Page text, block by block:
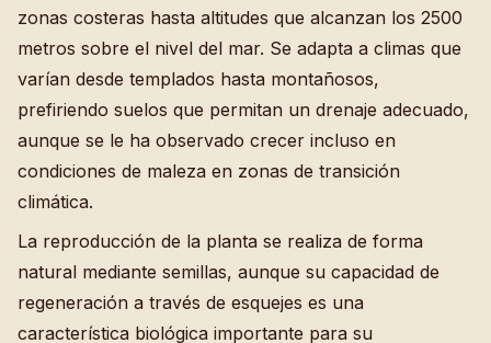
zonas costeras hasta altitudes que alcanzan los 2500
metros sobre el nivel del mar. Se adapta a climas que
varían desde templados hasta montañosos,
prefiriendo suelos que permitan un drenaje adecuado,
aunque se le ha observado crecer incluso en
condiciones de maleza en zonas de transición
climática.
La reproducción de la planta se realiza de forma
natural mediante semillas, aunque su capacidad de
regeneración a través de esquejes es una
característica biológica importante para su